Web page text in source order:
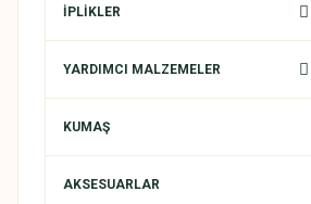
İPLİKLER
YARDIMCI MALZEMELER
KUMAŞ
AKSESUARLAR